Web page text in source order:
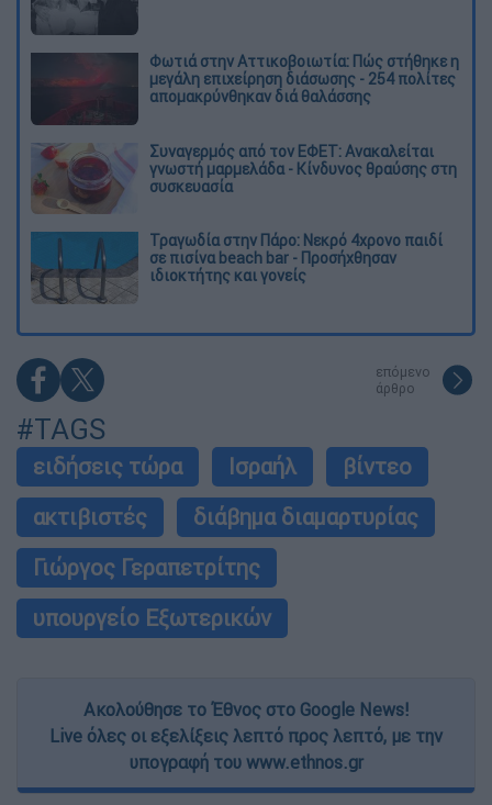
Φωτιά στην Αττικοβοιωτία: Πώς στήθηκε η
μεγάλη επιχείρηση διάσωσης - 254 πολίτες
απομακρύνθηκαν διά θαλάσσης
Συναγερμός από τον ΕΦΕΤ: Ανακαλείται
γνωστή μαρμελάδα - Κίνδυνος θραύσης στη
συσκευασία
Τραγωδία στην Πάρο: Νεκρό 4χρονο παιδί
σε πισίνα beach bar - Προσήχθησαν
ιδιοκτήτης και γονείς
επόμενο
άρθρο
#TAGS
ειδήσεις τώρα Ισραήλ
βίντεο
ακτιβιστές
διάβημα διαμαρτυρίας
Γιώργος Γεραπετρίτης
υπουργείο Εξωτερικών
Ακολούθησε το Έθνος στο Google News!
Live όλες οι εξελίξεις λεπτό προς λεπτό, με την
υπογραφή του www.ethnos.gr